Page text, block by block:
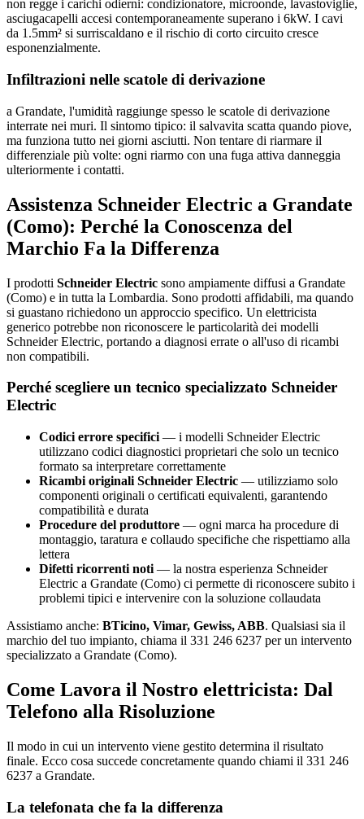
non regge i carichi odierni: condizionatore, microonde, lavastoviglie,
asciugacapelli accesi contemporaneamente superano i 6kW. I cavi
da 1.5mm² si surriscaldano e il rischio di corto circuito cresce
esponenzialmente.
Infiltrazioni nelle scatole di derivazione
a Grandate, l'umidità raggiunge spesso le scatole di derivazione
interrate nei muri. Il sintomo tipico: il salvavita scatta quando piove,
ma funziona tutto nei giorni asciutti. Non tentare di riarmare il
differenziale più volte: ogni riarmo con una fuga attiva danneggia
ulteriormente i contatti.
Assistenza Schneider Electric a Grandate
(Como): Perché la Conoscenza del
Marchio Fa la Differenza
I prodotti Schneider Electric sono ampiamente diffusi a Grandate
(Como) e in tutta la Lombardia. Sono prodotti affidabili, ma quando
si guastano richiedono un approccio specifico. Un elettricista
generico potrebbe non riconoscere le particolarità dei modelli
Schneider Electric, portando a diagnosi errate o all'uso di ricambi
non compatibili.
Perché scegliere un tecnico specializzato Schneider
Electric
Codici errore specifici — i modelli Schneider Electric
utilizzano codici diagnostici proprietari che solo un tecnico
formato sa interpretare correttamente
Ricambi originali Schneider Electric — utilizziamo solo
componenti originali o certificati equivalenti, garantendo
compatibilità e durata
Procedure del produttore — ogni marca ha procedure di
montaggio, taratura e collaudo specifiche che rispettiamo alla
lettera
Difetti ricorrenti noti — la nostra esperienza Schneider
Electric a Grandate (Como) ci permette di riconoscere subito i
problemi tipici e intervenire con la soluzione collaudata
Assistiamo anche: BTicino, Vimar, Gewiss, ABB. Qualsiasi sia il
marchio del tuo impianto, chiama il 331 246 6237 per un intervento
specializzato a Grandate (Como).
Come Lavora il Nostro elettricista: Dal
Telefono alla Risoluzione
Il modo in cui un intervento viene gestito determina il risultato
finale. Ecco cosa succede concretamente quando chiami il 331 246
6237 a Grandate.
La telefonata che fa la differenza